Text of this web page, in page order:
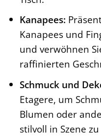
Kanapees:
Kanapees und
und verwöhnen
raffinierten
Schmuck und
Etagere, um
Blumen oder
stilvoll in Szene